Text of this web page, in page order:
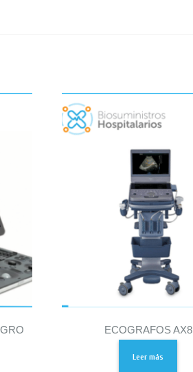
ECOGRAFOS AX8
Leer más